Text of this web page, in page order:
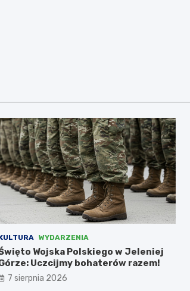
WYDARZENIA
Wojska Polskiego w Jeleniej
Uczcijmy bohaterów razem!
7 sierpnia 2026